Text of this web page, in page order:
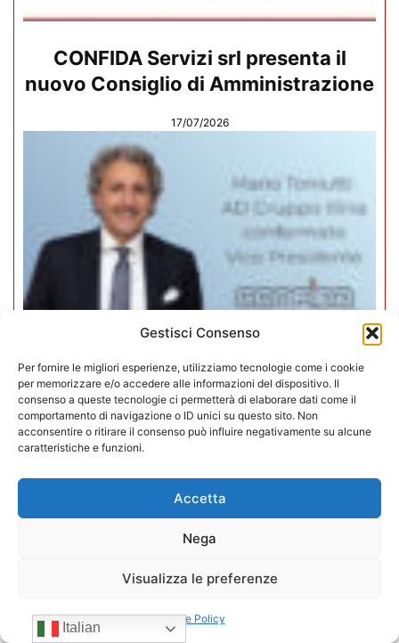
Gestisci Consenso
Per fornire le migliori esperienze, utilizziamo tecnologie come i cookie
per memorizzare e/o accedere alle informazioni del dispositivo. Il
consenso a queste tecnologie ci permetterà di elaborare dati come il
comportamento di navigazione o ID unici su questo sito. Non
acconsentire o ritirare il consenso può influire negativamente su alcune
caratteristiche e funzioni.
Accetta
Nega
Visualizza le preferenze
Cookie Policy
CONFIDA Servizi srl presenta il
nuovo Consiglio di Amministrazione
17/07/2026
Mario Toniutti confermato Vice
Presidente di CONFIDA per il
15/07/2026
Italian